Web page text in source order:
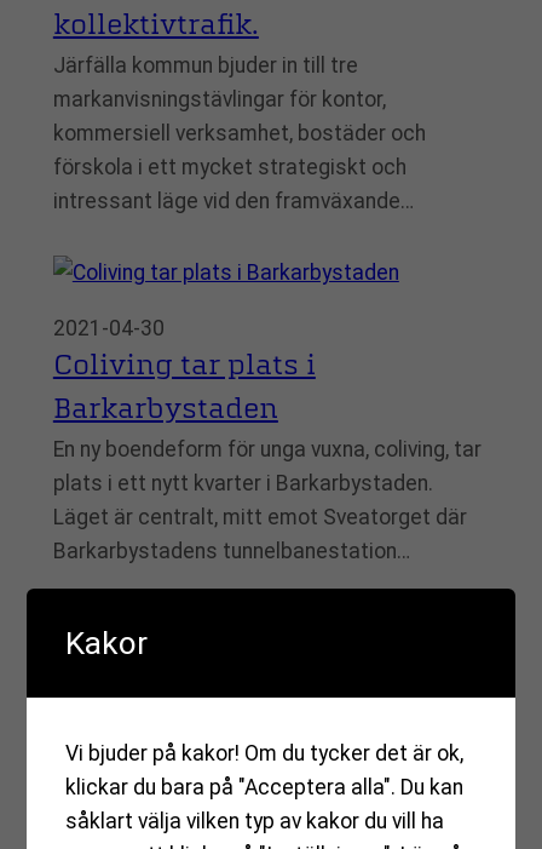
kollektivtrafik.
Järfälla kommun bjuder in till tre
markanvisningstävlingar för kontor,
kommersiell verksamhet, bostäder och
förskola i ett mycket strategiskt och
intressant läge vid den framväxande…
2021-04-30
Coliving tar plats i
Barkarbystaden
En ny boendeform för unga vuxna, coliving, tar
plats i ett nytt kvarter i Barkarbystaden.
Läget är centralt, mitt emot Sveatorget där
Barkarbystadens tunnelbanestation…
Specialistläkare öppnar
verksamhet i Bas Barkarby
Almakliniken är specialiserade inom allmän-
Kakor
Vi bjuder på kakor! Om du tycker det är ok,
klickar du bara på "Acceptera alla". Du kan
såklart välja vilken typ av kakor du vill ha